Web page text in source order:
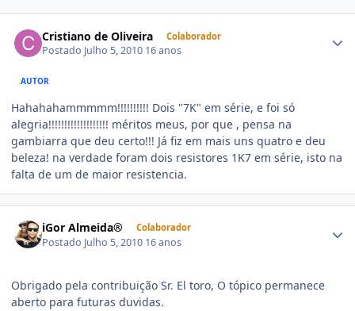
Cristiano de Oliveira Colaborador
Postado Julho 5, 2010 16 anos
AUTOR
Hahahahammmmm!!!!!!!!!! Dois "7K" em série, e foi só
alegria!!!!!!!!!!!!!!!!!!! méritos meus, por que , pensa na
gambiarra que deu certo!!! Já fiz em mais uns quatro e deu
beleza! na verdade foram dois resistores 1K7 em série, isto na
falta de um de maior resistencia.
iGor Almeida® Colaborador
Postado Julho 5, 2010 16 anos
Obrigado pela contribuição Sr. El toro, O tópico permanece
aberto para futuras duvidas.